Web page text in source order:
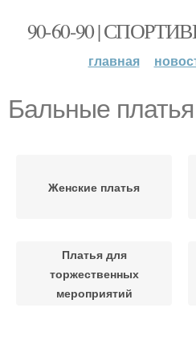
90-60-90 |
главная
Бальные платья
Женские платья
Платья для
торжественных
мероприятий